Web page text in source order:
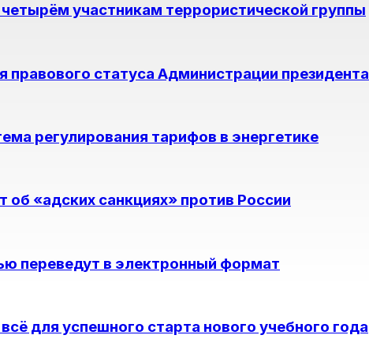
участникам террористической группы
статуса Администрации президента
регулирования тарифов в энергетике
«адских санкциях» против России
переведут в электронный формат
для успешного старта нового учебного года